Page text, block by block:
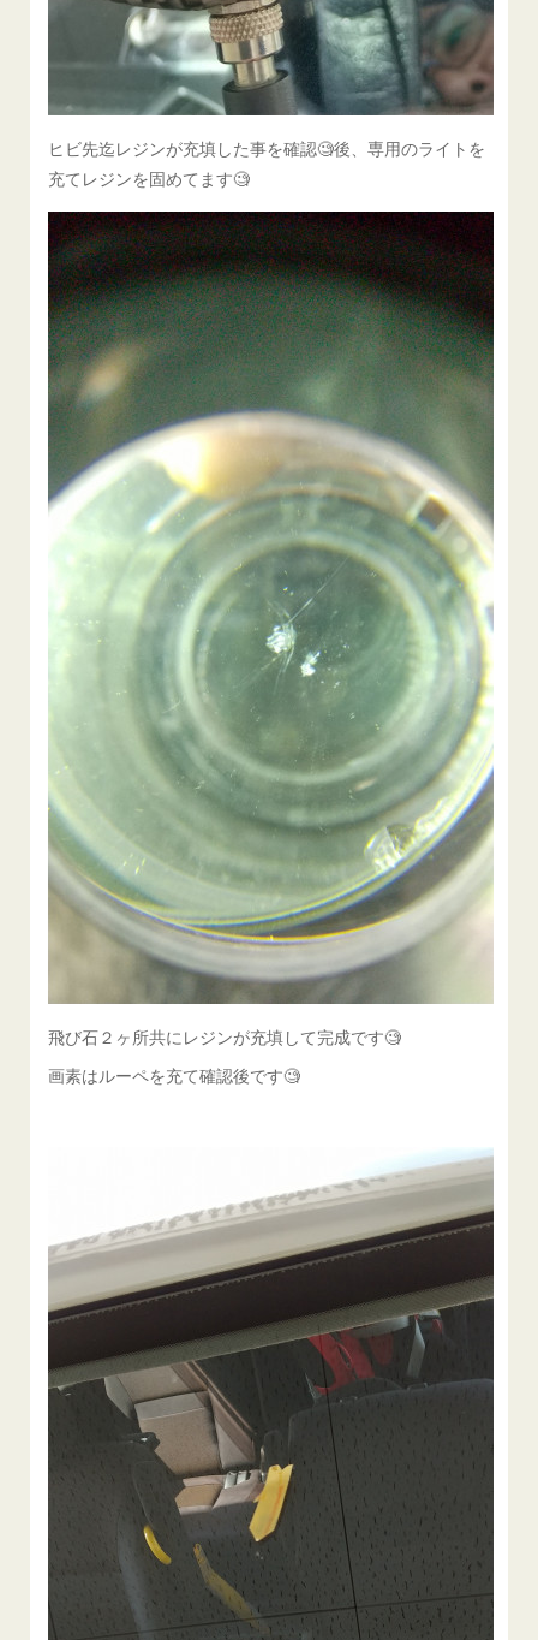
ヒビ先迄レジンが充填した事を確認🧐後、専用のライトを
充てレジンを固めてます🧐
飛び石２ヶ所共にレジンが充填して完成です🧐
画素はルーペを充て確認後です🧐